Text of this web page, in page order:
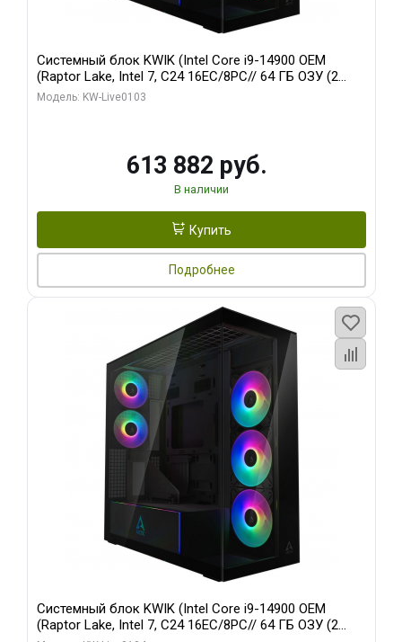
Системный блок KWIK (Intel Core i9-14900 OEM
(Raptor Lake, Intel 7, C24 16EC/8PC// 64 ГБ ОЗУ (2
модуля)/ Afox RTX4090 24GB GDDR6X 384-Bit 3xDP
Модель: KW-Live0103
613 882 руб.
В наличии
Купить
Подробнее
Системный блок KWIK (Intel Core i9-14900 OEM
(Raptor Lake, Intel 7, C24 16EC/8PC// 64 ГБ ОЗУ (2